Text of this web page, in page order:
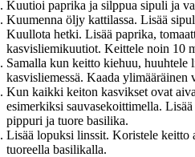
Kuutioi paprika ja silppua sipuli ja
Kuumenna öljy kattilassa. Lisää
Kuullota hetki. Lisää paprika,
kasvisliemikuutiot. Keittele noin 10
Samalla kun keitto kiehuu, huuhtele
kasvisliemessä. Kaada
Kun kaikki keiton kasvikset ovat
esimerkiksi sauvasekoittimella.
pippuri ja tuore basilika.
Lisää lopuksi linssit. Koristele keitto
tuoreella basilikalla.